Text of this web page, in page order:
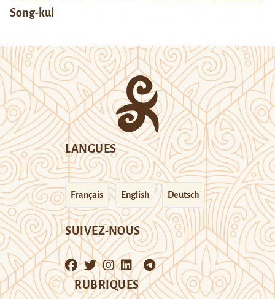
Song-kul
LANGUES
Français English Deutsch
SUIVEZ-NOUS
RUBRIQUES